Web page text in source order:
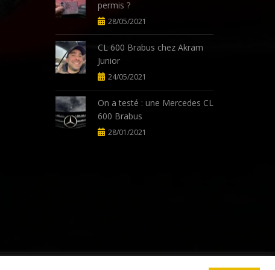
permis ?
28/05/2021
CL 600 Brabus chez Akram
Junior
24/05/2021
On a testé : une Mercedes CL
600 Brabus
28/01/2021